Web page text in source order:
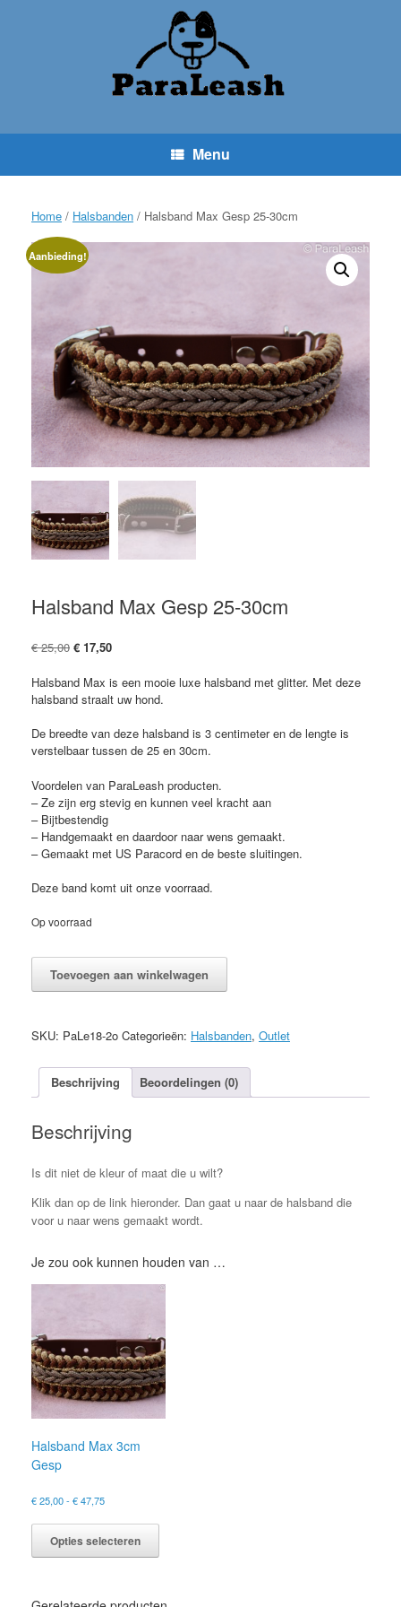
Menu
Home / Halsbanden / Halsband Max Gesp 25-30cm
Aanbieding!
Halsband Max Gesp 25-30cm
€25,00 Oorspronkelijke
was:
€ 25,00.
€ 17,50Huidige
is:
€ 17,50.
Halsband Max is een mooie luxe halsband met glitter. Met deze
halsband straalt uw hond.
De breedte van deze halsband is 3 centimeter en de lengte is
verstelbaar tussen de 25 en 30cm.
Voordelen van ParaLeash producten.
– Ze zijn erg stevig en kunnen veel kracht aan
– Bijtbestendig
– Handgemaakt en daardoor naar wens gemaakt.
– Gemaakt met US Paracord en de beste sluitingen.
Deze band komt uit onze voorraad.
Op voorraad
Halsband
30cm
Toevoegen aan winkelwagen
SKU: PaLe18-2o Categorieën: Halsbanden, Outlet
Beschrijving Beoordelingen (0)
Beschrijving
Is dit niet de kleur of maat die u wilt?
Klik dan op de link hieronder. Dan gaat u naar de halsband die
voor u naar wens gemaakt wordt.
Je zou ook kunnen houden van …
Halsband Max 3cm
Gesp
€25,00-€47,75Prijsklasse:
tot
€ 47,75
Opties selecteren
Dit
heeft